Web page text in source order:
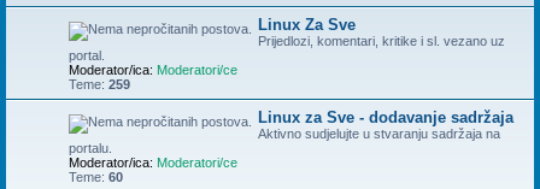
Linux Za Sve
Prijedlozi, komentari, kritike i sl. vezano uz
portal.
Moderator/ica: Moderatori/ce
Teme: 259
Linux za Sve - dodavanje sadržaja
Aktivno sudjelujte u stvaranju sadržaja na
portalu.
Moderator/ica: Moderatori/ce
Teme: 60